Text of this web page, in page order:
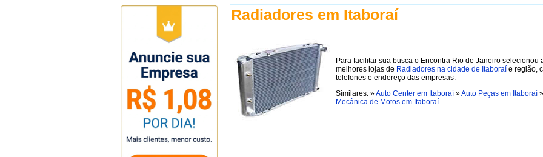
Radiadores em Itaboraí
Para facilitar sua busca o Encontra Rio de Janeiro selecionou
melhores lojas de Radiadores na cidade de Itaboraí e região,
telefones e endereço das empresas.
Similares: »Auto Center em Itaboraí »Auto Peças em Itaboraí »
Mecânica de Motos em Itaboraí